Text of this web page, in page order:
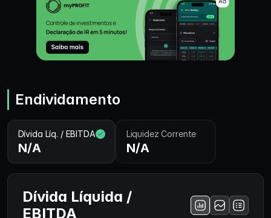
Endividamento
Dívida Líq. / EBITDA
N/A
Liquidez Corrente
N/A
Dívida Líquida /
EBITDA